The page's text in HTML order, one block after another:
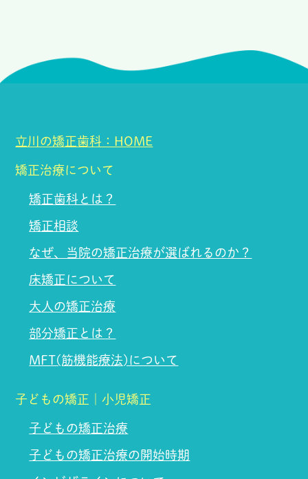
立川の矯正歯科：HOME
矯正治療について
矯正歯科とは？
矯正相談
なぜ、当院の矯正治療が選ばれるのか？
床矯正について
大人の矯正治療
部分矯正とは？
MFT(筋機能療法)について
子どもの矯正｜小児矯正
子どもの矯正治療
子どもの矯正治療の開始時期